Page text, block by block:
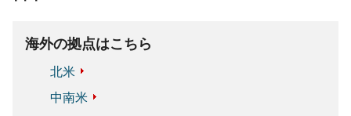
海外の拠点はこちら
北米
中南米